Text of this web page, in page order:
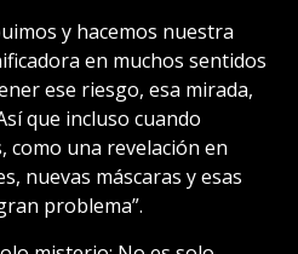
y hacemos nuestra
en muchos sentidos
ese riesgo, esa mirada,
que incluso cuando
como una revelación en
nuevas máscaras y esas
problema”.